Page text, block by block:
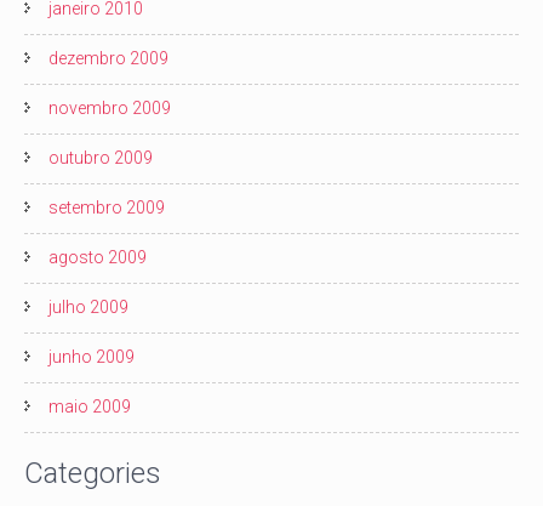
janeiro 2010
dezembro 2009
novembro 2009
outubro 2009
setembro 2009
agosto 2009
julho 2009
junho 2009
maio 2009
Categories